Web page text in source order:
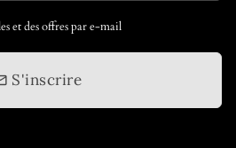
et des offres par e-mail
S'inscrire